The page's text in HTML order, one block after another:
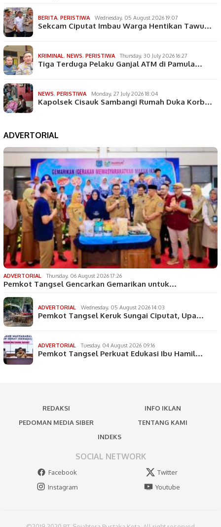
BERITA, PERISTIWA Wednesday, 05 August 2026 19:07
Sekcam Ciputat Imbau Warga Hentikan Tawu…
KRIMINAL, NEWS, PERISTIWA Thursday, 30 July 2026 16:27
Tiga Terduga Pelaku Ganjal ATM di Pamula…
NEWS, PERISTIWA Monday, 27 July 2026 18:04
Kapolsek Cisauk Sambangi Rumah Duka Korb…
ADVERTORIAL
ADVERTORIAL Thursday, 06 August 2026 17:26
Pemkot Tangsel Gencarkan Gemarikan untuk…
ADVERTORIAL Wednesday, 05 August 2026 14:03
Pemkot Tangsel Keruk Sungai Ciputat, Upa…
ADVERTORIAL Tuesday, 04 August 2026 09:16
Pemkot Tangsel Perkuat Edukasi Ibu Hamil…
REDAKSI
INFO IKLAN
PEDOMAN MEDIA SIBER
TENTANG KAMI
INDEKS
SOCIAL NETWORK
Facebook
Twitter
Instagram
Youtube